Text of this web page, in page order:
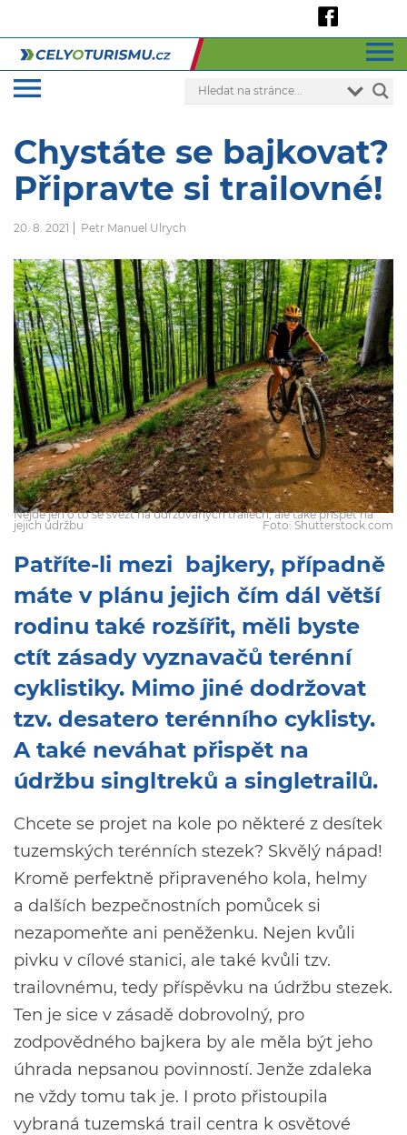
Chystáte se bajkovat?
Připravte si trailovné!
20. 8. 2021 Petr Manuel Ulrych
Nejde jen o to se svézt na udržovaných trailech, ale také přispět na
jejich údržbu
Foto: Shutterstock.com
Patříte-li mezi bajkery, případně
máte v plánu jejich čím dál větší
rodinu také rozšířit, měli byste
ctít zásady vyznavačů terénní
cyklistiky. Mimo jiné dodržovat
tzv. desatero terénního cyklisty.
A také neváhat přispět na
údržbu singltreků a singletrailů.
Chcete se projet na kole po některé z desítek
tuzemských terénních stezek? Skvělý nápad!
Kromě perfektně připraveného kola, helmy
a dalších bezpečnostních pomůcek si
nezapomeňte ani peněženku. Nejen kvůli
pivku v cílové stanici, ale také kvůli tzv.
trailovnému, tedy příspěvku na údržbu stezek.
Ten je sice v zásadě dobrovolný, pro
zodpovědného bajkera by ale měla být jeho
úhrada nepsanou povinností. Jenže zdaleka
ne vždy tomu tak je. I proto přistoupila
vybraná tuzemská trail centra k osvětové